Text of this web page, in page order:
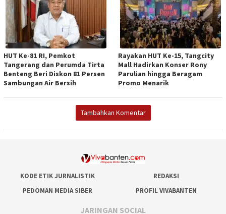
HUT Ke-81 RI, Pemkot
Tangerang dan Perumda Tirta
Benteng Beri Diskon 81 Persen
Sambungan Air Bersih
Rayakan HUT Ke-15, Tangcity
Mall Hadirkan Konser Rony
Parulian hingga Beragam
Promo Menarik
Tambahkan Komentar
KODE ETIK JURNALISTIK
REDAKSI
PEDOMAN MEDIA SIBER
PROFIL VIVABANTEN
JARINGAN SOCIAL